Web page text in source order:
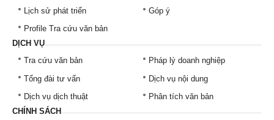
Lịch sử phát triển
Profile Tra cứu văn bản
Góp ý
DỊCH VỤ
Tra cứu văn bản
Tổng đài tư vấn
Dịch vụ dịch thuật
Pháp lý doanh nghiệp
Dịch vụ nội dung
Phân tích văn bản
CHÍNH SÁCH